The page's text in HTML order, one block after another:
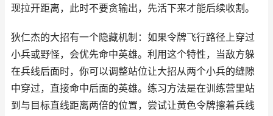
现拉开距离，此时不要贪输出，先活下来才能后续收割。
狄仁杰的大招有一个隐藏机制：如果令牌飞行路径上穿过
小兵或野怪，会优先命中英雄。利用这个特性，当敌方躲
在兵线后面时，你可以调整站位让大招从两个小兵的缝隙
中穿过，直接命中后面的英雄。练习方法是在训练营里站
到与目标直线距离两倍的位置，尝试让黄色令牌擦着兵线